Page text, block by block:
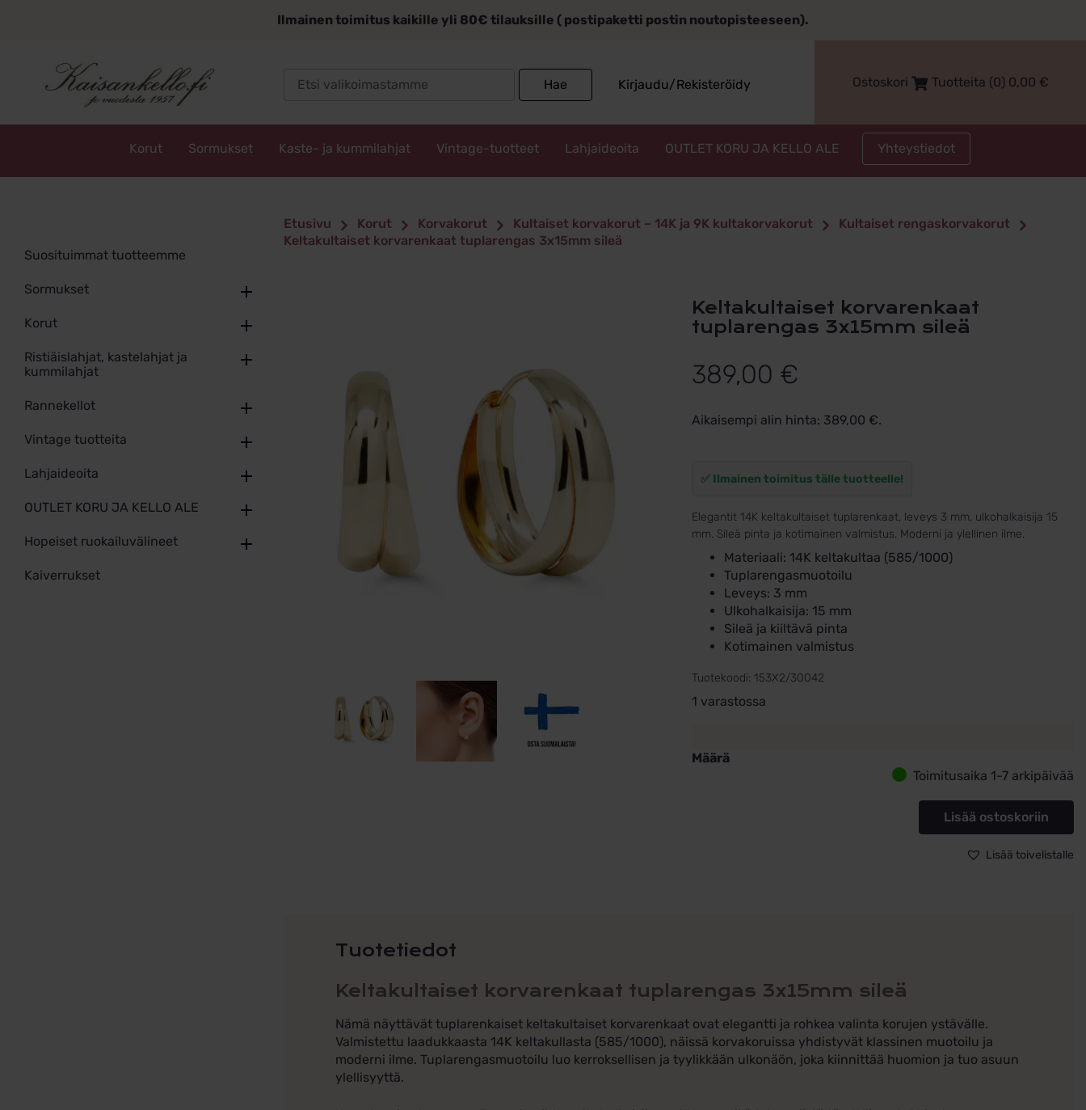
Ilmainen toimitus kaikille yli 80€ tilauksille ( postipaketti postin noutopisteeseen).
Hae Kirjaudu/Rekisteröidy Ostoskori Tuotteita (0) 0,00 €
Korut Sormukset Kaste- ja kummilahjat Vintage-tuotteet Lahjaideoita OUTLET KORU JA KELLO ALE Yhteystiedot
Suosituimmat tuotteemme
Sormukset
Korut
Ristiäislahjat, kastelahjat ja
kummilahjat
Rannekellot
Vintage tuotteita
Lahjaideoita
OUTLET KORU JA KELLO ALE
Hopeiset ruokailuvälineet
Kaiverrukset
Etusivu Korut Korvakorut Kultaiset korvakorut – 14K ja 9K kultakorvakorut
Kultaiset rengaskorvakorut
Keltakultaiset korvarenkaat tuplarengas 3x15mm sileä
Keltakultaiset korvarenkaat
tuplarengas 3x15mm sileä
389,00 €
Aikaisempi alin hinta: 389,00 €.
✅ Ilmainen toimitus tälle tuotteelle!
Elegantit 14K keltakultaiset tuplarenkaat, leveys 3 mm, ulkohalkaisija 15
mm. Sileä pinta ja kotimainen valmistus. Moderni ja ylellinen ilme.
Materiaali: 14K keltakultaa (585/1000)
Tuplarengasmuotoilu
Leveys: 3 mm
Ulkohalkaisija: 15 mm
Sileä ja kiiltävä pinta
Kotimainen valmistus
Tuotekoodi: 153X2/30042
1 varastossa
Määrä
Toimitusaika 1-7 arkipäivää
Lisää ostoskoriin
Lisää toivelistalle
Tuotetiedot
Keltakultaiset korvarenkaat tuplarengas 3x15mm sileä
Nämä näyttävät tuplarenkaiset keltakultaiset korvarenkaat ovat elegantti ja rohkea valinta korujen ystävälle.
Valmistettu laadukkaasta 14K keltakullasta (585/1000), näissä korvakoruissa yhdistyvät klassinen muotoilu ja
moderni ilme. Tuplarengasmuotoilu luo kerroksellisen ja tyylikkään ulkonäön, joka kiinnittää huomion ja tuo asuun
ylellisyyttä.